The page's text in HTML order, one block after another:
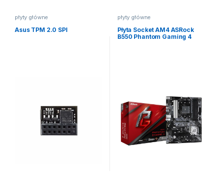
płyty główne
Asus TPM 2.0 SPI
płyty główne
Płyta Socket AM4 ASRock
B550 Phantom Gaming 4